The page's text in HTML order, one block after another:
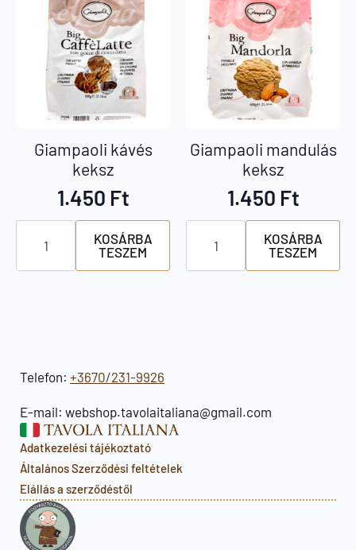
Giampaoli kávés
keksz
1.450 Ft
Giampaoli
kávés
keksz
mennyiség
KOSÁRBA
TESZEM
Giampaoli mandulás
keksz
1.450 Ft
Giampaoli
mandulás
keksz
mennyiség
KOSÁRBA
TESZEM
Telefon: +3670/231-9926
E-mail: webshop.tavolaitaliana@gmail.com
Adatkezelési tájékoztató
Általános Szerződési feltételek
Elállás a szerződéstől